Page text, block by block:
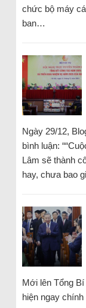
chức bộ máy
ban…
Ngày 29/12,
bình luận:
Lâm sẽ thành
hay, chưa bao
Mới lên Tổng
hiện ngay